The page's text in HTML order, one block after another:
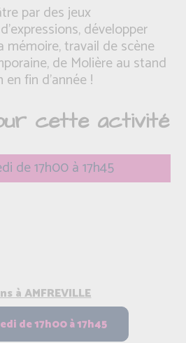
par des jeux
développer
mémoire, travail de scène
de Molière au stand
en fin d'année !
cette activité
de 17h00 à 17h45
à AMFREVILLE